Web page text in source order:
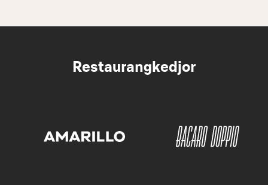
Restaurangkedjor